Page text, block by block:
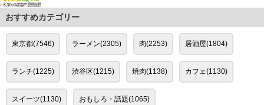
おすすめカテゴリー
東京都(7546) ラーメン(2305) 肉(2253) 居酒屋(1804)
ランチ(1225) 渋谷区(1215) 焼肉(1138) カフェ(1130)
スイーツ(1130) おもしろ・話題(1065)